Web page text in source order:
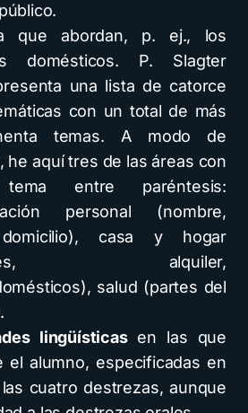
que abordan, p. ej., los
domésticos. P. Slagter
una lista de catorce
con un total de más
temas. A modo de
he aquí tres de las áreas con
entre paréntesis:
personal (nombre,
casa y hogar
alquiler,
salud (partes del
lingüísticas en las que
el alumno, especificadas en
cuatro destrezas, aunque